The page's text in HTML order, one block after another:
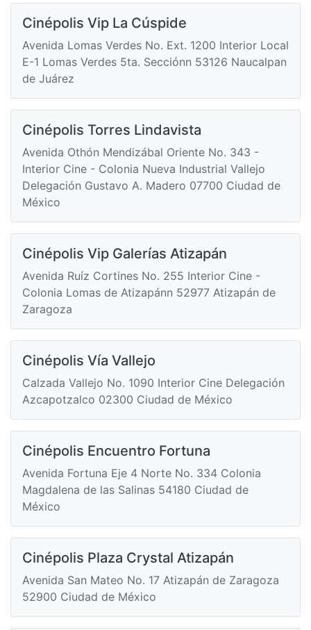
Cinépolis Vip La Cúspide
Avenida Lomas Verdes No. Ext. 1200 Interior Local
E-1 Lomas Verdes 5ta. Secciónn 53126 Naucalpan
de Juárez
Cinépolis Torres Lindavista
Avenida Othón Mendizábal Oriente No. 343 -
Interior Cine - Colonia Nueva Industrial Vallejo
Delegación Gustavo A. Madero 07700 Ciudad de
México
Cinépolis Vip Galerías Atizapán
Avenida Ruíz Cortines No. 255 Interior Cine -
Colonia Lomas de Atizapánn 52977 Atizapán de
Zaragoza
Cinépolis Vía Vallejo
Calzada Vallejo No. 1090 Interior Cine Delegación
Azcapotzalco 02300 Ciudad de México
Cinépolis Encuentro Fortuna
Avenida Fortuna Eje 4 Norte No. 334 Colonia
Magdalena de las Salinas 54180 Ciudad de
México
Cinépolis Plaza Crystal Atizapán
Avenida San Mateo No. 17 Atizapán de Zaragoza
52900 Ciudad de México